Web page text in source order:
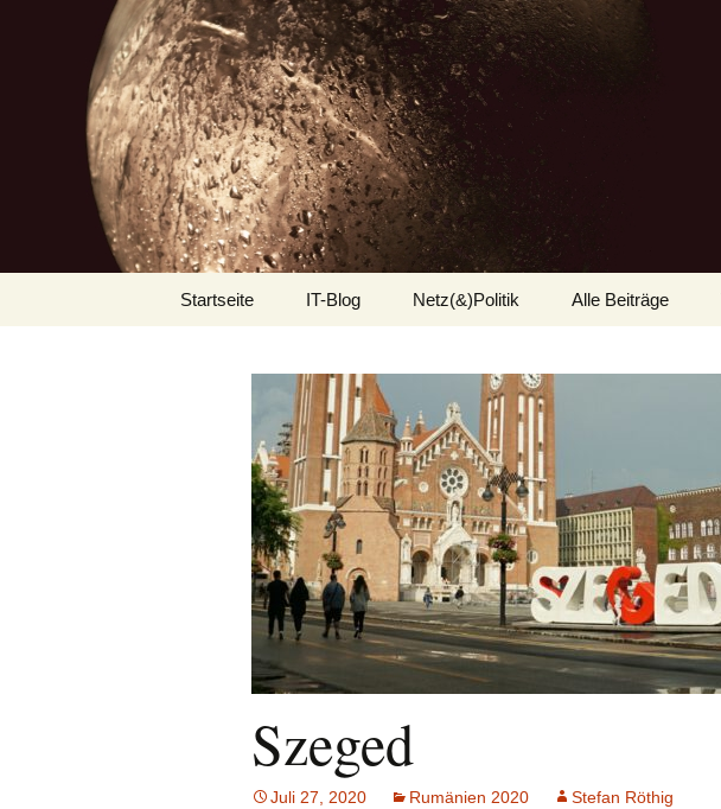
Startseite IT-Blog
Applicationserver
eclipse
Jasper Reports
Java
JQuery (mobile),
HTML5, CSS3
Oracle
redmine
Ubuntu/Linux Mint
Netz(&)Politik Alle Beiträge
Szeged
Juli 27, 2020 Rumänien 2020 Stefan Röthig